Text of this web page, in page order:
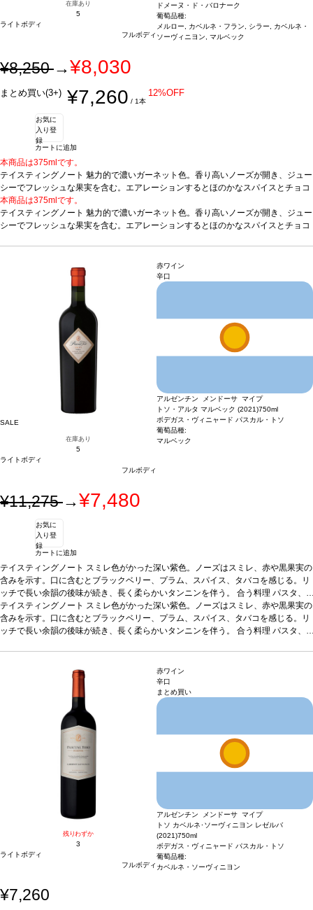
在庫あり
5
ライトボディ
フルボディ
ドメーヌ・ド・バロナーク
葡萄品種:
メルロー, カベルネ・フラン, シラー, カベルネ・
ソーヴィニヨン, マルベック
¥8,250→¥8,030
まとめ買い(3+) ¥7,260 / 1本
12%OFF
お気に
入り登
録
カートに追加
本商品は375mlです。
テイスティングノート 魅力的で濃いガーネット色。香り高いノーズが開き、ジュー
シーでフレッシュな果実を含む。エアレーションするとほのかなスパイスとチョコ
レートのアロマが、ある種のジューシーさをもたらす。アタックはフレッシュでし
っかりした骨格を持ち、フルボディで濃厚なミッドパレットといっしょに、シルク
の様に滑らかなタンニンが続く。砕いたカシス、ココア、リコリスの風味に、素晴
ベルネ・フラン、17% シラー、4% カベルネ・ソーヴィニヨン、3% マルベック
本商品は375mlです。
テイスティングノート 魅力的で濃いガーネット色。香り高いノーズが開き、ジュー
シーでフレッシュな果実を含む。エアレーションするとほのかなスパイスとチョコ
の様に滑らかなタンニンが続く。砕いたカシス、ココア、リコリスの風味に、素晴
らしく長い芳香が加わり、後味は驚く程長く、調和とバランが取れている。
ラム、ジビエ、ストロングチーズなどと合う
ベルネ・フラン、17% シラー、4% カベルネ・ソーヴィニヨン、3% マルベック
SALE
在庫あり
5
ライトボディ
フルボディ
赤ワイン
辛口
アルゼンチン メンドーサ マイプ
トソ・アルタ マルベック (2021)750ml
ボデガス・ヴィニャード パスカル・トソ
葡萄品種:
マルベック
¥11,275→¥7,480
お気に
入り登
録
カートに追加
テイスティングノート スミレ色がかった深い紫色。ノーズはスミレ、赤や黒果実の
含みを示す。口に含むとブラックベリー、プラム、スパイス、タバコを感じる。リ
ッチで長い余韻の後味が続き、長く柔らかいタンニンを伴う。 合う料理 パスタ、
赤身肉、ラム、ドライチーズなどと好相性葡萄品種100% マルベック
*上記ヴィンテージが在庫切れの場合、価格が同様で在庫があれば自動的に次のヴ
ィンテージに変更されます、ご了承ください。
テイスティングノート スミレ色がかった深い紫色。ノーズはスミレ、赤や黒果実の
含みを示す。口に含むとブラックベリー、プラム、スパイス、タバコを感じる。リ
ッチで長い余韻の後味が続き、長く柔らかいタンニンを伴う。 合う料理 パスタ、
残りわずか
3
ライトボディ
フルボディ
赤ワイン
辛口
まとめ買い
アルゼンチン メンドーサ マイプ
トソ カベルネ･ソーヴィニヨン レゼルバ
(2021)750ml
ボデガス・ヴィニャード パスカル・トソ
葡萄品種:
カベルネ・ソーヴィニヨン
¥7,260